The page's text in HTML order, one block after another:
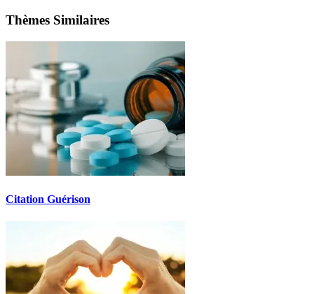
Thèmes Similaires
Citation Guérison